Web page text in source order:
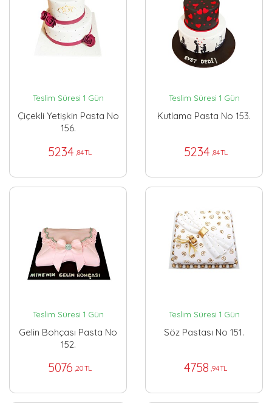
Teslim Süresi 1 Gün
Çiçekli Yetişkin Pasta No
156.
5234 ,84 TL
Teslim Süresi 1 Gün
Kutlama Pasta No 153.
5234 ,84 TL
Teslim Süresi 1 Gün
Gelin Bohçası Pasta No
152.
5076 ,20 TL
Teslim Süresi 1 Gün
Söz Pastası No 151.
4758 ,94 TL